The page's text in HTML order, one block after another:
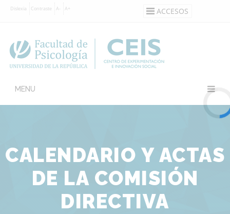
PasarDislexia Contraste A- A+ ACCESOS
CALENDARIO Y ACTAS
DE LA COMISIÓN
DIRECTIVA